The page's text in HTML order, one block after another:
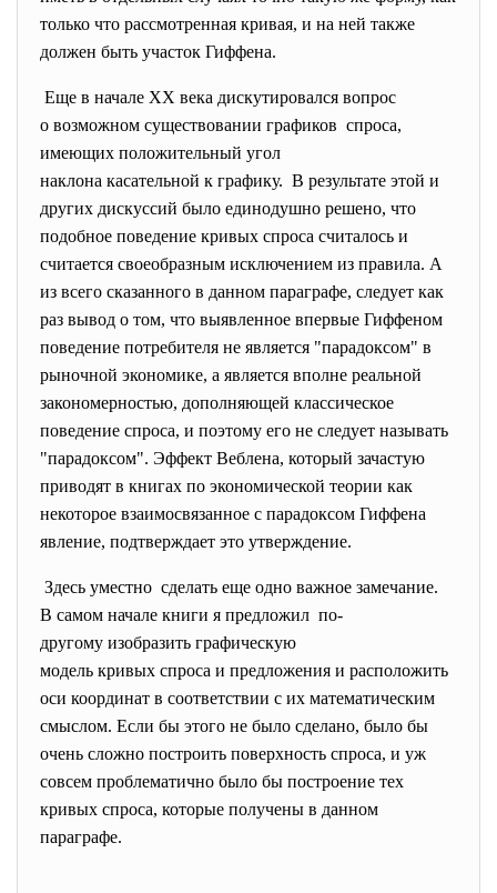
только что рассмотренная кривая, и на ней также
должен быть участок Гиффена.
Еще в начале XX века дискутировался вопрос
о возможном существовании графиков спроса,
имеющих положительный угол
наклона касательной к графику. В результате этой и
других дискуссий было единодушно решено, что
подобное поведение кривых спроса считалось и
считается своеобразным исключением из правила. А
из всего сказанного в данном параграфе, следует как
раз вывод о том, что выявленное впервые Гиффеном
поведение потребителя не является "парадоксом" в
рыночной экономике, а является вполне реальной
закономерностью, дополняющей классическое
поведение спроса, и поэтому его не следует называть
"парадоксом". Эффект Веблена, который зачастую
приводят в книгах по экономической теории как
некоторое взаимосвязанное с парадоксом Гиффена
явление, подтверждает это утверждение.
Здесь уместно сделать еще одно важное замечание.
В самом начале книги я предложил по-
другому изобразить графическую
модель кривых спроса и предложения и расположить
оси координат в соответствии с их математическим
смыслом. Если бы этого не было сделано, было бы
очень сложно построить поверхность спроса, и уж
совсем проблематично было бы построение тех
кривых спроса, которые получены в данном
параграфе.